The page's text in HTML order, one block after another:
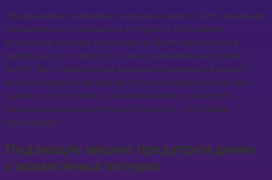
Изображение вишневых деревьев может быть мощным
символом сексуальности и страсти. Оно может
указывать на вашу потребность быть желанным и
желать кого-то другого. Сны с вишнями на дереве
могут быть намеком на важные изменения в вашей
жизни и приходом новой страсти и романтики. Они
также могут служить напоминанием о важности
наслаждаться моментом и брать все, что жизнь
предлагает.
Падающие вишни: предупреждение
о возможных потерях